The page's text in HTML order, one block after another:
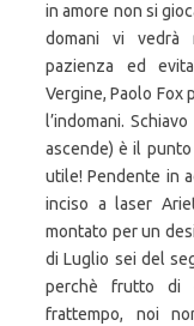
in amore non si
domani vi vedrà
pazienza ed
Vergine, Paolo Fox
l’indomani.
ascende) è il
utile! Pendente in
inciso a laser
montato per un
di Luglio sei del
perchè frutto di
frattempo, noi